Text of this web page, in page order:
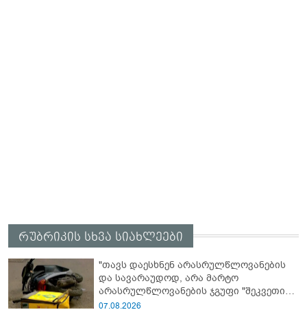
რუბრიკის სხვა სიახლეები
"თავს დაესხნენ არასრულწლოვანების
და სავარაუდოდ, არა მარტო
არასრულწლოვანების ჯგუფი "შეკვეთის
მიტანისას, "გლოვოს" კურიერია
07.08.2026